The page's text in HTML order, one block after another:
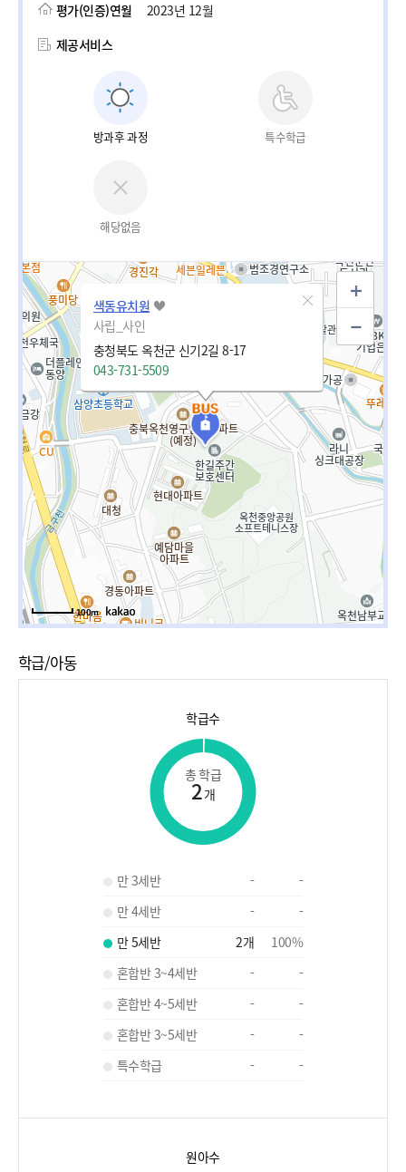
평가(인증)연월
2023년 12월
제공서비스
방과후 과정 특수학급
해당없음
색동유치원
사립_사인
충청북도 옥천군 신기2길 8-17
043-731-5509
100m
학급/아동
학급수
총 학급
2개
만 3세반 -
-
만 4세반
-
-
만 5세반
2개 100%
혼합반 3~4세반
-
-
혼합반 4~5세반
-
-
혼합반 3~5세반
-
-
특수학급
- -
원아수